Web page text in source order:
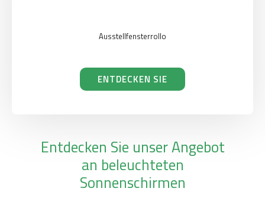
Ausstellfensterrollo
ENTDECKEN SIE
Entdecken Sie unser Angebot
an beleuchteten
Sonnenschirmen